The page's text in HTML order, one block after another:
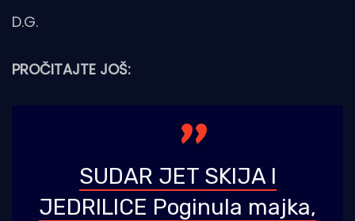
D.G.
PROČITAJTE JOŠ:
SUDAR JET SKIJA I
JEDRILICE Poginula majka,